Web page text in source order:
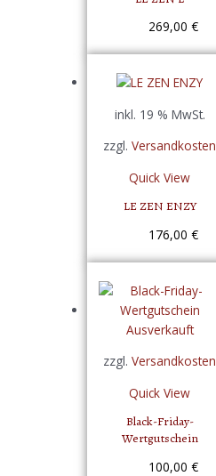
269,00 €
inkl. 19 % MwSt.
zzgl.Versandkosten
Quick View
LE ZEN ENZY
176,00 €
Ausverkauft
zzgl.Versandkosten
Quick View
Black-Friday-
Wertgutschein
100,00 €